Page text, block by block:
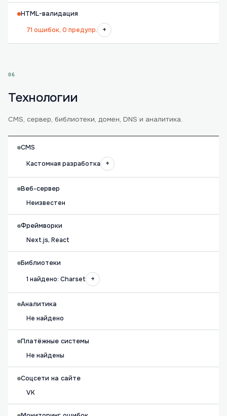
HTML-валидация
71 ошибок, 0 предупр.
+
06
Технологии
CMS, сервер, библиотеки, домен, DNS и аналитика.
CMS
Кастомная разработка
+
Веб-сервер
Неизвестен
Фреймворки
Next.js, React
Библиотеки
1 найдено: Charset
+
Аналитика
Не найдено
Платёжные системы
Не найдены
Соцсети на сайте
VK